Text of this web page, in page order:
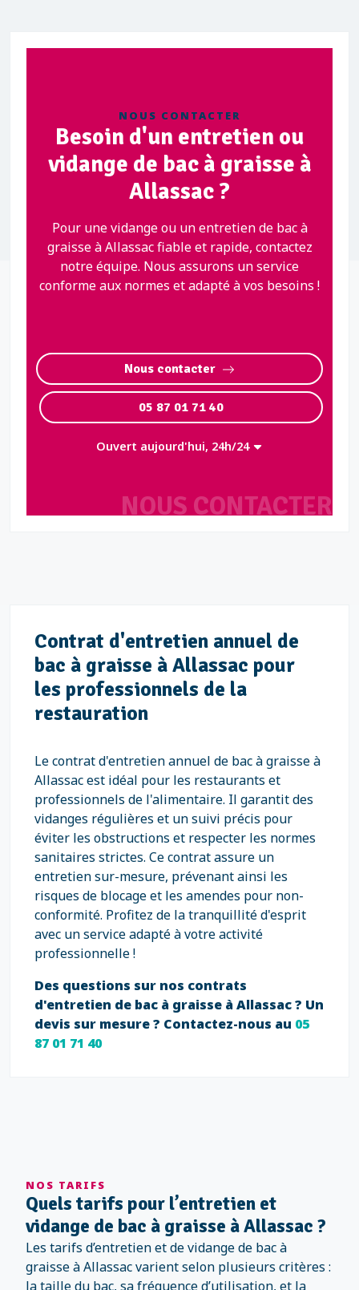
NOUS CONTACTER
NOUS CONTACTER
Besoin d'un entretien ou
vidange de bac à graisse à
Allassac ?
Pour une vidange ou un entretien de bac à
graisse à Allassac fiable et rapide, contactez
notre équipe. Nous assurons un service
conforme aux normes et adapté à vos besoins !
Nous contacter
05 87 01 71 40
Ouvert aujourd'hui, 24h/24
Contrat d'entretien annuel de
bac à graisse à Allassac pour
les professionnels de la
restauration
Le contrat d'entretien annuel de bac à graisse à
Allassac est idéal pour les restaurants et
professionnels de l'alimentaire. Il garantit des
vidanges régulières et un suivi précis pour
éviter les obstructions et respecter les normes
sanitaires strictes. Ce contrat assure un
entretien sur-mesure, prévenant ainsi les
risques de blocage et les amendes pour non-
conformité. Profitez de la tranquillité d'esprit
avec un service adapté à votre activité
professionnelle !
Des questions sur nos contrats
d'entretien de bac à graisse à Allassac ? Un
devis sur mesure ? Contactez-nous au 05
87 01 71 40
NOS TARIFS
Quels tarifs pour l’entretien et
vidange de bac à graisse à Allassac ?
Les tarifs d’entretien et de vidange de bac à
graisse à Allassac varient selon plusieurs critères :
la taille du bac, sa fréquence d’utilisation, et la